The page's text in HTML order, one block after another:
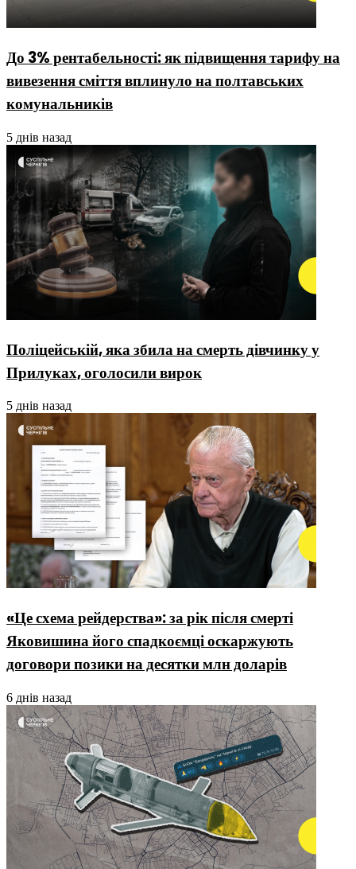
До 3% рентабельності: як підвищення тарифу на
вивезення сміття вплинуло на полтавських
комунальників
5 днів назад
Поліцейській, яка збила на смерть дівчинку у
Прилуках, оголосили вирок
5 днів назад
«Це схема рейдерства»: за рік після смерті
Яковишина його спадкоємці оскаржують
договори позики на десятки млн доларів
6 днів назад